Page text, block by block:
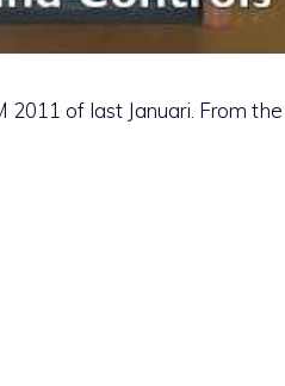
of last Januari. From the